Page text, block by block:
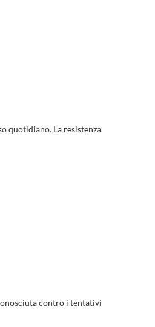
quotidiano. La resistenza
contro i tentativi